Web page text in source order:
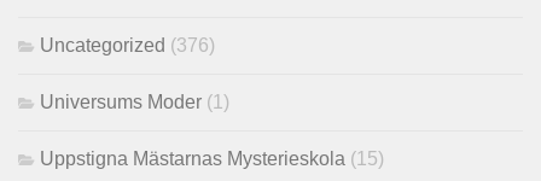
Uncategorized (376)
Universums Moder (1)
Uppstigna Mästarnas Mysterieskola (15)